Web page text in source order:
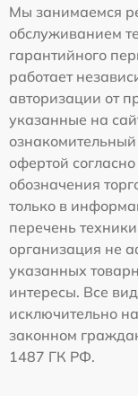
Мы занимаемся
обслуживанием
гарантийного
работает
авторизации от
указанные на
офертой
обозначения
только в
перечень
организация не
указанных
интересы. Все
исключительно
законном
1487 ГК РФ.